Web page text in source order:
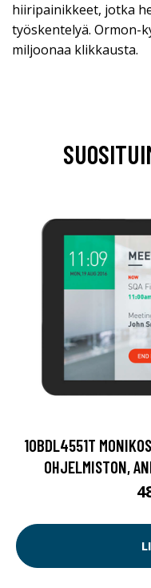
hiiripainikkeet, jotka
työskentelyä. Ormon-
miljoonaa klikkausta.
10BDL4551T
OHJELMISTON,